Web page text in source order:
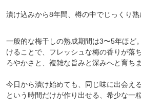
漬け込みから8年間、樽の中でじっくり熟
一般的な梅干しの熟成期間は3〜5年ほど
けることで、フレッシュな梅の香りが落
ろやかさと、複雑な旨みと深みへと育ちま
今日から漬け始めても、同じ味に出会え
という時間だけが作り出せる、希少な一粒